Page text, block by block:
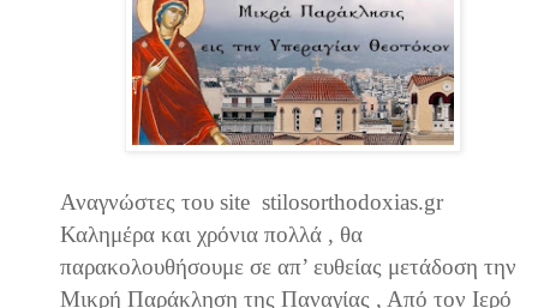
Αναγνώστες του site stilosorthodoxias.gr
Καλημέρα και χρόνια πολλά , θα
παρακολουθήσουμε σε απ’ ευθείας μετάδοση την
Μικρή Παράκληση της Παναγίας , Από τον Ιερό